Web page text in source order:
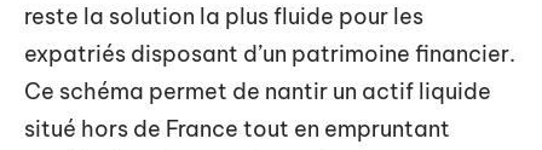
reste la solution la plus fluide pour les
expatriés disposant d’un patrimoine financier.
Ce schéma permet de nantir un actif liquide
situé hors de France tout en empruntant